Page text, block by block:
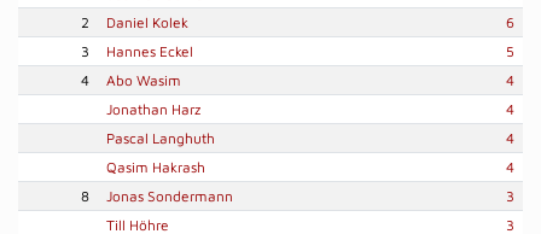
2
Daniel Kolek
6
3
Hannes Eckel
5
4
Abo Wasim
4
Jonathan Harz
4
Pascal Langhuth
4
Qasim Hakrash
4
8
Jonas Sondermann
3
Till Höhre
3